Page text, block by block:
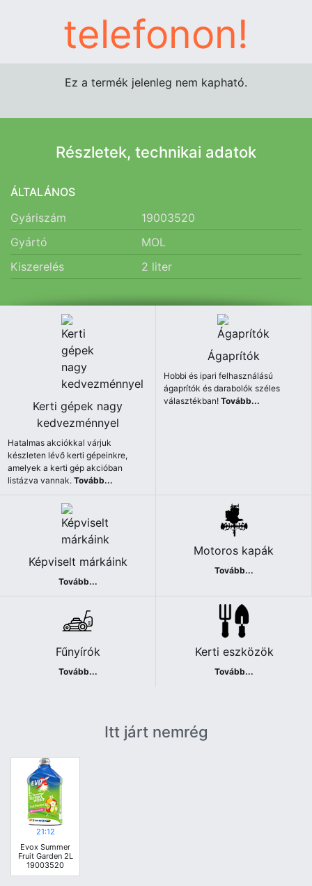
telefonon!
Ez a termék jelenleg nem kapható.
Részletek, technikai adatok
ÁLTALÁNOS
Gyáriszám
19003520
Gyártó
MOL
Kiszerelés
2 liter
Kerti gépek nagy
kedvezménnyel
Hatalmas akciókkal várjuk
készleten lévő kerti gépeinkre,
amelyek a kerti gép akcióban
listázva vannak.Tovább...
Ágaprítók
Hobbi és ipari felhasználású
ágaprítók és darabolók széles
választékban!Tovább...
Képviselt márkáink
Tovább...
Motoros kapák
Tovább...
Fűnyírók
Tovább...
Kerti eszközök
Tovább...
Itt járt nemrég
21:12
Evox Summer
Fruit Garden 2L
19003520